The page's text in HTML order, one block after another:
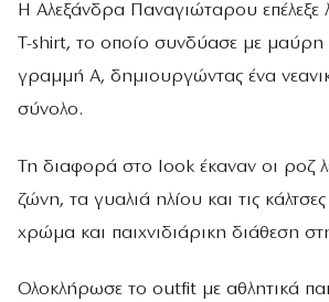
Η Αλεξάνδρα Παναγιώταρου επέλεξε
T-shirt, το οποίο συνδύασε με μαύρη
γραμμή Α, δημιουργώντας ένα
σύνολο.
Τη διαφορά στο look έκαναν οι ροζ
ζώνη, τα γυαλιά ηλίου και τις
χρώμα και παιχνιδιάρικη διάθεση
Ολοκλήρωσε το outfit με αθλητικά